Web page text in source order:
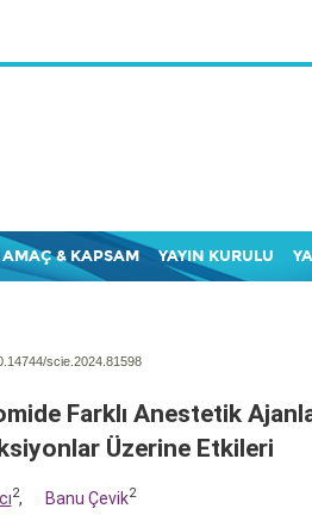
AMAÇ & KAPSAM YAYIN KURULU
scie.2024.81598
Farklı Anestetik
Üzerine Etkileri
2, Banu Çevik2